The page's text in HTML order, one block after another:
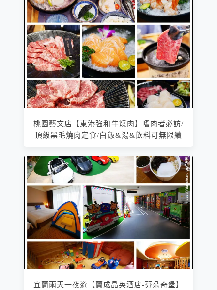
桃園藝文店【東港強和牛燒肉】嗜肉者必訪/
頂級黑毛燒肉定食/白飯&湯&飲料可無限續
宜蘭兩天一夜遊【蘭成晶英酒店-芬朵奇堡】